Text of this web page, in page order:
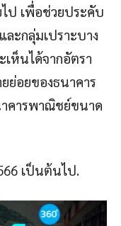
ป เพื่อช่วยประคับ
ะกลุ่มเปราะบาง
ห็นได้จากอัตรา
ย่อยของธนาคาร
คารพาณิชย์ขนาด
เป็นต้นไป.